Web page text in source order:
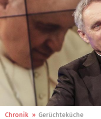
Chronik » Gerüchteküche